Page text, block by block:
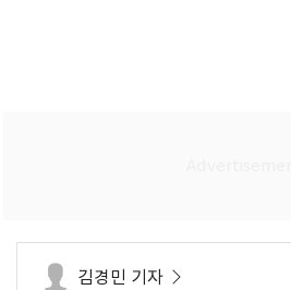
김경민 기자